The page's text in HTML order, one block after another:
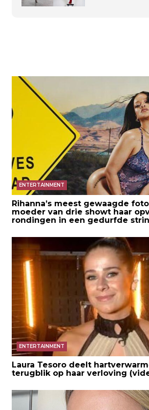
ENTERTAINMENT
Rihanna’s meest gewaagde
moeder van drie showt haar
rondingen in een gedurfde
ENTERTAINMENT
Laura Tesoro deelt
terugblik op haar verloving